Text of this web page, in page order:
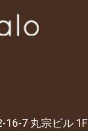
16-7 丸宗ビル 1F